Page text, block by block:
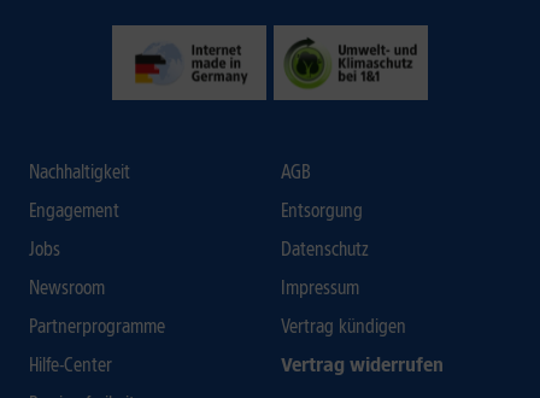
Nachhaltigkeit
Engagement
Jobs
Newsroom
Partnerprogramme
Hilfe-Center
AGB
Entsorgung
Datenschutz
Impressum
Vertrag kündigen
Vertrag widerrufen